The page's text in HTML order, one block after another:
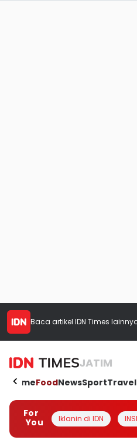
Baca artikel IDN Times
JATIM
HomeFoodNewsSportTravel
For
You
Iklanin di IDN